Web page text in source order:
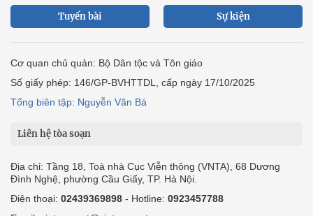
Tuyến bài Sự kiện
Cơ quan chủ quản: Bộ Dân tộc và Tôn giáo
Số giấy phép: 146/GP-BVHTTDL, cấp ngày 17/10/2025
Tổng biên tập: Nguyễn Văn Bá
Liên hệ tòa soạn
Địa chỉ: Tầng 18, Toà nhà Cục Viễn thông (VNTA), 68 Dương
Đình Nghệ, phường Cầu Giấy, TP. Hà Nội.
Điện thoại: 02439369898 - Hotline: 0923457788